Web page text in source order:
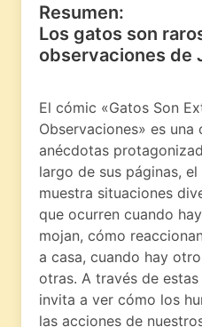
Resumen:
Los gatos son
observaciones de
El cómic «Gatos Son
Observaciones» es
anécdotas
largo de sus páginas,
muestra situaciones
que ocurren cuando
mojan, cómo
a casa, cuando hay
otras. A través de
invita a ver cómo los
las acciones de